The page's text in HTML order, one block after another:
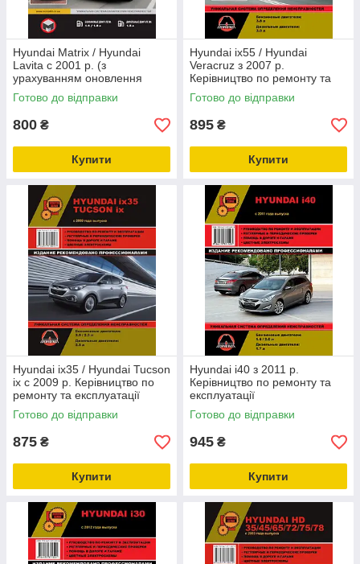
Hyundai Matrix / Hyundai
Lavita c 2001 р. (з
урахуванням оновлення
2008 р.) Керівництво по
ремонту та експлуатації
Готово до відправки
800 ₴
Купити
Hyundai ix55 / Hyundai
Veracruz з 2007 р.
Керівництво по ремонту та
експлуатації
Готово до відправки
895 ₴
Купити
Hyundai ix35 / Hyundai Tucson
ix c 2009 р. Керівництво по
ремонту та експлуатації
Готово до відправки
875 ₴
Купити
Hyundai i40 з 2011 р.
Керівництво по ремонту та
експлуатації
Готово до відправки
945 ₴
Купити